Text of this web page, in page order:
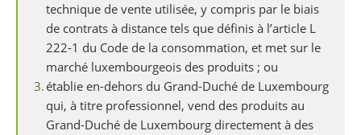
technique de vente utilisée, y compris par le biais
de contrats à distance tels que définis à l’article L
222-1 du Code de la consommation, et met sur le
marché luxembourgeois des produits ; ou
établie en-dehors du Grand-Duché de Luxembourg
qui, à titre professionnel, vend des produits au
Grand-Duché de Luxembourg directement à des